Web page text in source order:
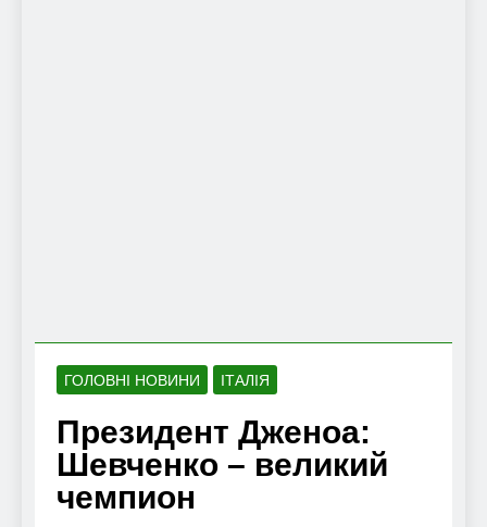
ГОЛОВНІ НОВИНИ ІТАЛІЯ
Президент Дженоа:
Шевченко – великий
чемпион